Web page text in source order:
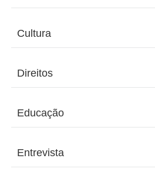
Cultura
Direitos
Educação
Entrevista